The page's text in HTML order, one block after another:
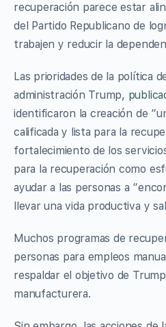
recuperación parece estar
del Partido Republicano de
trabajen y reducir la
Las prioridades de la política
administración Trump,
identificaron la creación de
calificada y lista para la
fortalecimiento de los
para la recuperación como
ayudar a las personas a
llevar una vida productiva y
Muchos programas de
personas para empleos
respaldar el objetivo de
manufacturera.